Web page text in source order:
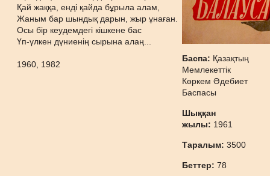
Қай жаққа, енді қайда бұрыла алам,
Жаным бар шындық дарын, жыр ұнаған.
Осы бір кеудемдегі кішкене бас
Үп-үлкен дүниенің сырына алаң...
1960, 1982
Баспа: Қазақтың
Мемлекеттік
Көркем Әдебиет
Баспасы
Шыққан
жылы: 1961
Таралым:3500
Беттер:78